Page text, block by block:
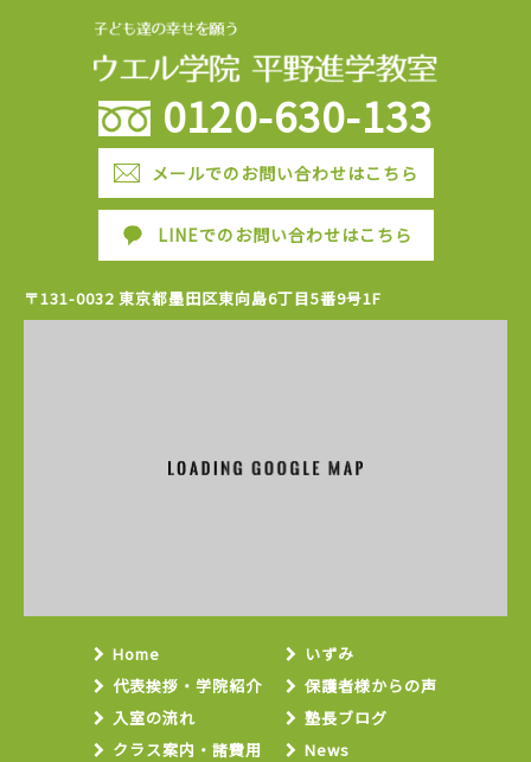
0120-630-133
メールでのお問い合わせはこちら
LINEでのお問い合わせはこちら
〒131-0032 東京都墨田区東向島6丁目5番9号1F
Home
代表挨拶・学院紹介
入室の流れ
クラス案内・諸費用
いずみ
保護者様からの声
塾長ブログ
News